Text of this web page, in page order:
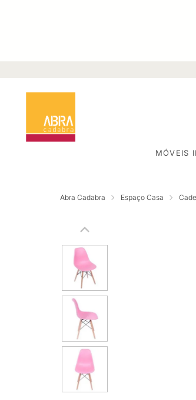
MÓVEIS
Abra Cadabra Espaço Casa